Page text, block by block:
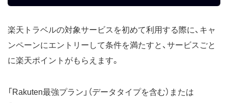
楽天トラベルの対象サービスを初めて利用する際に、キャ
ンペーンにエントリーして条件を満たすと、サービスごと
に楽天ポイントがもらえます。
「Rakuten最強プラン」（データタイプを含む）または